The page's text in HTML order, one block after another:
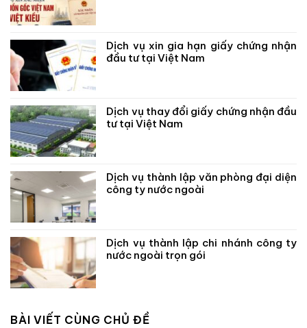
Dịch vụ xin gia hạn giấy chứng nhận
đầu tư tại Việt Nam
Dịch vụ thay đổi giấy chứng nhận đầu
tư tại Việt Nam
Dịch vụ thành lập văn phòng đại diện
công ty nước ngoài
Dịch vụ thành lập chi nhánh công ty
nước ngoài trọn gói
BÀI VIẾT CÙNG CHỦ ĐỀ